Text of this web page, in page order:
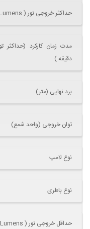
حداکثر خروجی نور ( Lumens )
مدت زمان کارکرد (حداکثر
دقیقه )
برد نهایی (متر)
توان خروجی (واحد شمع)
نوع لامپ
نوع باطری
حداقل خروجی نور ( Lumens )